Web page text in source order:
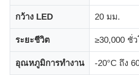
ขอทุน
หน้าจอตาข่าย LED
จอแสดงผล LED Mesh
กว้าง LED 20 มม.
ระยะชีวิต ≥30,000 ชั่ว
อุณหภูมิการทํางาน -20°C ถึง